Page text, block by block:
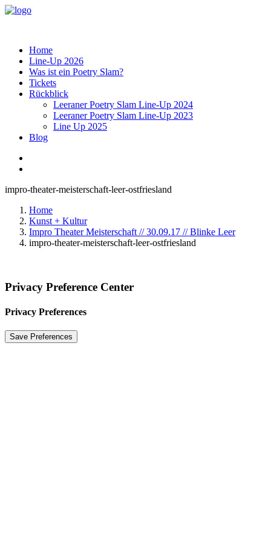
Home
Line-Up 2026
Was ist ein Poetry Slam?
Tickets
Rückblick
Leeraner Poetry Slam Line-Up 2024
Leeraner Poetry Slam Line-Up 2023
Line Up 2025
Blog
impro-theater-meisterschaft-leer-ostfriesland
Home
Kunst + Kultur
Impro Theater Meisterschaft // 30.09.17 // Blinke Leer
impro-theater-meisterschaft-leer-ostfriesland
Privacy Preference Center
Privacy Preferences